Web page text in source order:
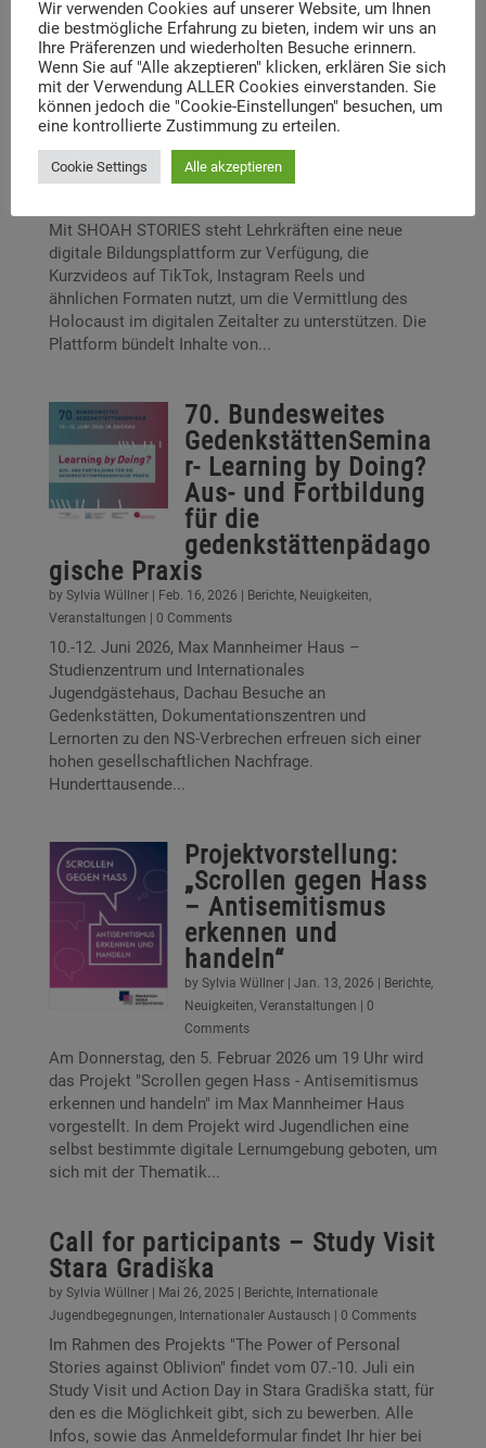
Studientage und bei der Materialpflege, du kannst an
internationalen...
SHOAH STORIES
Lehrkräfte-
Fortbildung
Sylvia Wüllner
Mit SHOAH STORIES steht Lehrkräften eine neue
digitale Bildungsplattform zur Verfügung, die
Kurzvideos auf TikTok, Instagram Reels und
ähnlichen Formaten nutzt, um die Vermittlung des
Holocaust im digitalen Zeitalter zu unterstützen. Die
Plattform bündelt Inhalte von...
70. Bundesweites
GedenkstättenSemina
r- Learning by Doing?
Aus- und Fortbildung
für die
gedenkstättenpädago
gische Praxis
by Sylvia Wüllner Feb. 16, 2026 Berichte, Neuigkeiten,
Veranstaltungen | 0 Comments
10.-12. Juni 2026, Max Mannheimer Haus –
Studienzentrum und Internationales
Jugendgästehaus, Dachau Besuche an
Gedenkstätten, Dokumentationszentren und
Lernorten zu den NS-Verbrechen erfreuen sich einer
hohen gesellschaftlichen Nachfrage.
Hunderttausende...
Projektvorstellung:
„Scrollen gegen Hass
– Antisemitismus
erkennen und
handeln“
by Sylvia Wüllner |Jan. 13, 2026 Berichte,
Neuigkeiten,Veranstaltungen | 0
Comments
Am Donnerstag, den 5. Februar 2026 um 19 Uhr wird
das Projekt "Scrollen gegen Hass - Antisemitismus
erkennen und handeln" im Max Mannheimer Haus
vorgestellt. In dem Projekt wird Jugendlichen eine
selbst bestimmte digitale Lernumgebung geboten, um
sich mit der Thematik...
Call for participants – Study Visit
Stara Gradiška
by Sylvia Wüllner Mai 26, 2025 Berichte, Internationale
Jugendbegegnungen, Internationaler Austausch | 0 Comments
Im Rahmen des Projekts "The Power of Personal
Stories against Oblivion" findet vom 07.-10. Juli ein
Study Visit und Action Day in Stara Gradiška statt, für
den es die Möglichkeit gibt, sich zu bewerben. Alle
Infos, sowie das Anmeldeformular findet Ihr hier bei
Wir verwenden Cookies auf unserer Website, um Ihnen
die bestmögliche Erfahrung zu bieten, indem wir uns an
Ihre Präferenzen und wiederholten Besuche erinnern.
Wenn Sie auf "Alle akzeptieren" klicken, erklären Sie sich
mit der Verwendung ALLER Cookies einverstanden. Sie
können jedoch die "Cookie-Einstellungen" besuchen, um
eine kontrollierte Zustimmung zu erteilen.
Cookie Settings Alle akzeptieren